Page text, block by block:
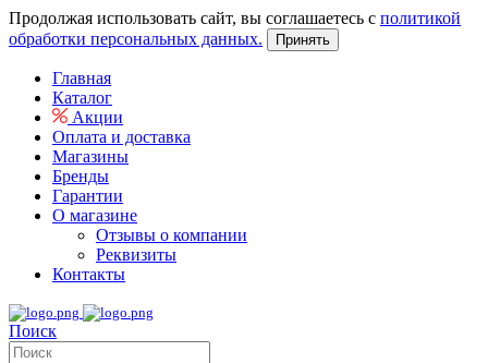
Продолжая использовать сайт, вы соглашаетесь с политикой
обработки персональных данных.
Принять
Главная
Каталог
Акции
Оплата и доставка
Магазины
Бренды
Гарантии
О магазине
Отзывы о компании
Реквизиты
Контакты
Поиск